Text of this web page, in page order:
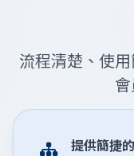
流程清楚、使
提供簡捷